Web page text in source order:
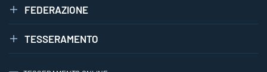
FEDERAZIONE
TESSERAMENTO